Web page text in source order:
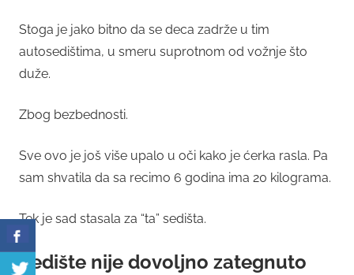
Stoga je jako bitno da se deca zadrže u tim
autosedištima, u smeru suprotnom od vožnje što
duže.
Zbog bezbednosti.
Sve ovo je još više upalo u oči kako je ćerka rasla. Pa
sam shvatila da sa recimo 6 godina ima 20 kilograma.
Tek je sad stasala za “ta” sedišta.
Sedište nije dovoljno zategnuto